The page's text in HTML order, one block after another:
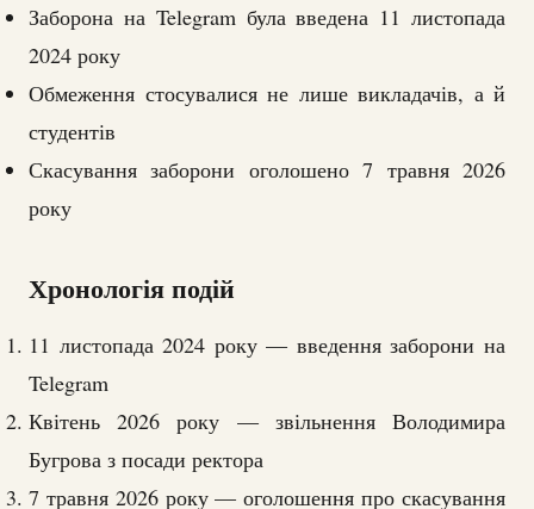
Заборона на Telegram була введена 11 листопада
2024 року
Обмеження стосувалися не лише викладачів, а й
студентів
Скасування заборони оголошено 7 травня 2026
року
Хронологія подій
11 листопада 2024 року — введення заборони на
Telegram
Квітень 2026 року — звільнення Володимира
Бугрова з посади ректора
7 травня 2026 року — оголошення про скасування